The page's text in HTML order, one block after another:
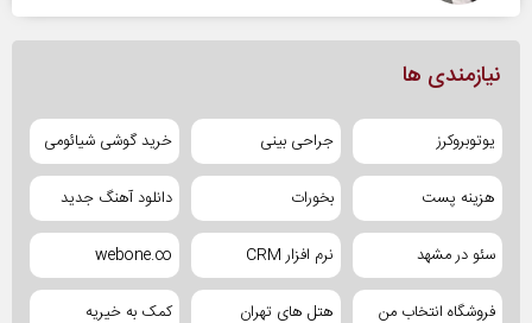
نیازمندی ها
یوتوبروکرز جراحی بینی خرید گوشی شیائومی
هزینه پست بخورات دانلود آهنگ جدید
سئو در مشهد نرم افزار CRM webone.co
فروشگاه انتخاب من هتل های تهران کمک به خیریه